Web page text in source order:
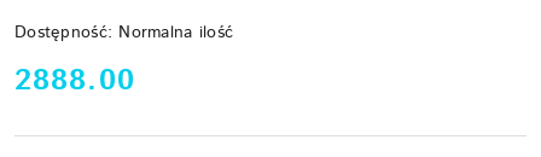
Dostępność: Normalna ilość
cena:
2888.00